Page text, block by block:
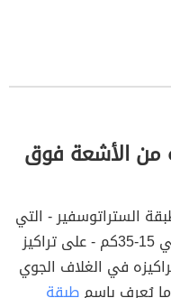
من الأشعة فوق
الستراتوسفير - التي
تبعد عن سطح الأرض مسافة تُقدّر بحوالي 15-35كم - على تراكيز
في الغلاف الجوي
ما يُعرف باسمطبقة